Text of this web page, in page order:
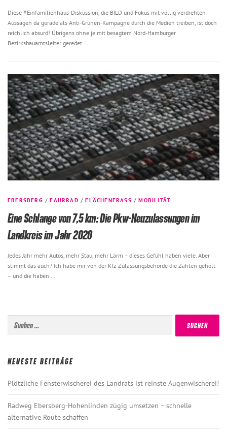
Diese #Einfamilienhaus-Diskussion, die BILD und Fokus mit völlig verdrehten
Aussagen da gerade als Anti-Grünen-Kampagne durch die Medien treiben, ist doch
reichlich absurd! Übrigens ohne je mit besagtem Nord-Hamburger
Bezirksbauamtsleiter geredet …
EBERSBERG /FAHRRAD /FLÄCHENFRASS /MOBILITÄT
Eine Schlange von 7,5 km: Die Pkw-Neuzulassungen im
Landkreis im Jahr 2020
Jedes Jahr mehr Autos, mehr Stau, mehr Lärm – dieses Gefühl haben viele. Aber
stimmt das auch? Ich habe mir von der Kfz-Zulassungsbehörde die Zahlen geholt
– und die haben …
nach:
NEUESTE BEITRÄGE
Plötzliche Fensterwischerei des Landrats ist reinste Augenwischerei!
Radweg Ebersberg-Hohenlinden zügig umsetzen – schnelle
alternative Route schaffen